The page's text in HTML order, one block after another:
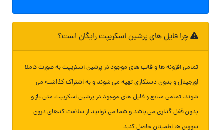
چرا فایل های پرشین اسکریپت رایگان است؟
تمامی افزونه ها و قالب های موجود در پرشین اسکریپت به صورت کاملا
اورجینال و بدون دستکاری تهیه می شوند و به اشتراک گذاشته می
شوند. تمامی منابع و فایل های موجود در پرشین اسکریپت متن باز و
بدون قفل گذاری می باشد و شما می توانید از سلامت کدهای درون
سورس ها اطمینان حاصل کنید